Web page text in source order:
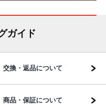
ガイド
交換・返品について
商品・保証について